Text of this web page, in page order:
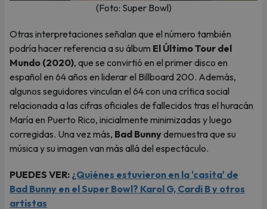
(Foto: Super Bowl)
Otras interpretaciones señalan que el número también
podría hacer referencia a su álbum El Último Tour del
Mundo (2020), que se convirtió en el primer disco en
español en 64 años en liderar el Billboard 200. Además,
algunos seguidores vinculan el 64 con una crítica social
relacionada a las cifras oficiales de fallecidos tras el huracán
María en Puerto Rico, inicialmente minimizadas y luego
corregidas. Una vez más, Bad Bunnydemuestra que su
música y su imagen van más allá del espectáculo.
PUEDES VER: ¿Quiénes estuvieron en la 'casita' de
Bad Bunny en el Super Bowl? Karol G, Cardi B y otros
artistas